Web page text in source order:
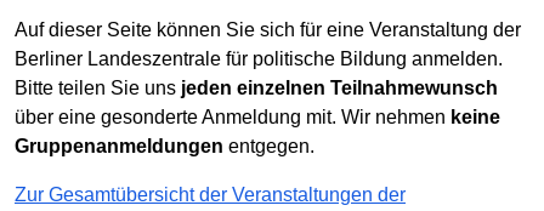
Auf dieser Seite können Sie sich für eine Veranstaltung der
Berliner Landeszentrale für politische Bildung anmelden.
Bitte teilen Sie uns jeden einzelnen Teilnahmewunsch
über eine gesonderte Anmeldung mit. Wir nehmen keine
Gruppenanmeldungen entgegen.
Zur Gesamtübersicht der Veranstaltungen der